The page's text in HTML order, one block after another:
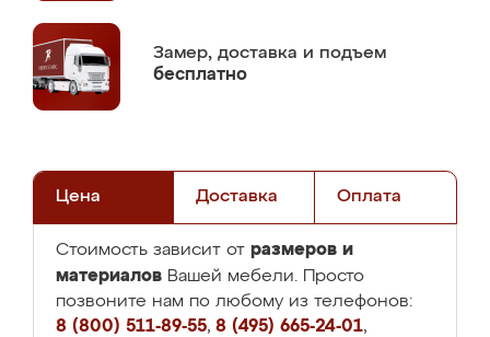
Замер, доставка и подъем
бесплатно
Цена Доставка Оплата
Стоимость зависит от размеров и
материалов Вашей мебели. Просто
позвоните нам по любому из телефонов:
8 (800) 511-89-55, 8 (495) 665-24-01,